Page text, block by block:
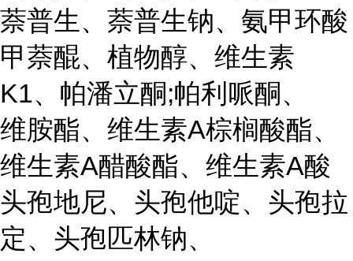
萘普生、萘普生钠、氨甲环酸
甲萘醌、植物醇、维生素
K1、帕潘立酮;帕利哌酮、
维胺酯、维生素A棕榈酸酯、
维生素A醋酸酯、维生素A酸
头孢地尼、头孢他啶、头孢拉
定、头孢匹林钠、